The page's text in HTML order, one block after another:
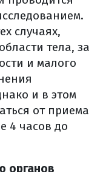
случаях,
тела, за
и малого
и в этом
от приема
4 часов до
органов